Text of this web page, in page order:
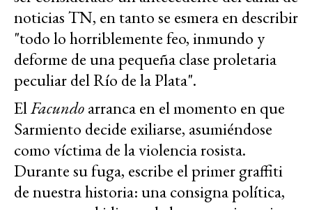
noticias TN, en tanto se esmera en describir
"todo lo horriblemente feo, inmundo y
deforme de una pequeña clase proletaria
peculiar del Río de la Plata".
ElFacundoarranca en el momento en que
Sarmiento decide exiliarse, asumiéndose
como víctima de la violencia rosista.
Durante su fuga, escribe el primer graffiti
de nuestra historia: una consigna política,